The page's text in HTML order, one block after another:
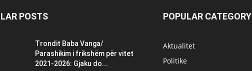
POSTS
Trondit Baba Vanga/
Parashikim i frikshëm për vitet
2021-2026: Gjaku do...
POPULAR CATEGORY
Aktualitet
Politike